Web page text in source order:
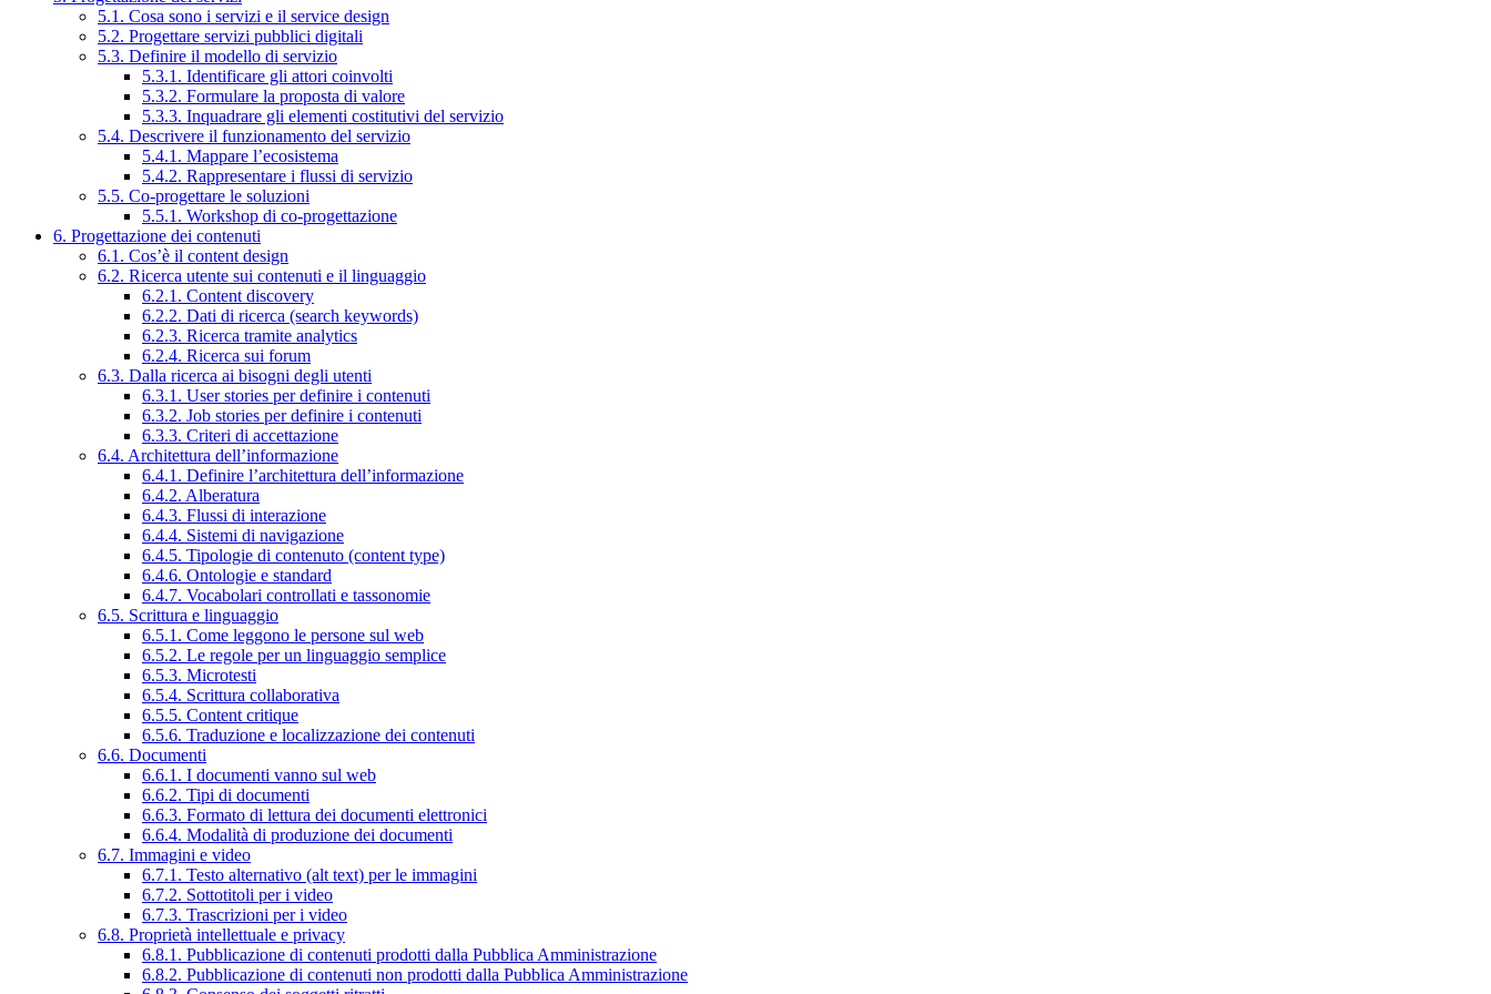
5.1. Cosa sono i servizi e il service design
5.2. Progettare servizi pubblici digitali
5.3. Definire il modello di servizio
5.3.1. Identificare gli attori coinvolti
5.3.2. Formulare la proposta di valore
5.3.3. Inquadrare gli elementi costitutivi del servizio
5.4. Descrivere il funzionamento del servizio
5.4.1. Mappare l’ecosistema
5.4.2. Rappresentare i flussi di servizio
5.5. Co-progettare le soluzioni
5.5.1. Workshop di co-progettazione
6. Progettazione dei contenuti
6.1. Cos’è il content design
6.2. Ricerca utente sui contenuti e il linguaggio
6.2.1. Content discovery
6.2.2. Dati di ricerca (search keywords)
6.2.3. Ricerca tramite analytics
6.2.4. Ricerca sui forum
6.3. Dalla ricerca ai bisogni degli utenti
6.3.1. User stories per definire i contenuti
6.3.2. Job stories per definire i contenuti
6.3.3. Criteri di accettazione
6.4. Architettura dell’informazione
6.4.1. Definire l’architettura dell’informazione
6.4.2. Alberatura
6.4.3. Flussi di interazione
6.4.4. Sistemi di navigazione
6.4.5. Tipologie di contenuto (content type)
6.4.6. Ontologie e standard
6.4.7. Vocabolari controllati e tassonomie
6.5. Scrittura e linguaggio
6.5.1. Come leggono le persone sul web
6.5.2. Le regole per un linguaggio semplice
6.5.3. Microtesti
6.5.4. Scrittura collaborativa
6.5.5. Content critique
6.5.6. Traduzione e localizzazione dei contenuti
6.6. Documenti
6.6.1. I documenti vanno sul web
6.6.2. Tipi di documenti
6.6.3. Formato di lettura dei documenti elettronici
6.6.4. Modalità di produzione dei documenti
6.7. Immagini e video
6.7.1. Testo alternativo (alt text) per le immagini
6.7.2. Sottotitoli per i video
6.7.3. Trascrizioni per i video
6.8. Proprietà intellettuale e privacy
6.8.1. Pubblicazione di contenuti prodotti dalla Pubblica Amministrazione
6.8.2. Pubblicazione di contenuti non prodotti dalla Pubblica Amministrazione